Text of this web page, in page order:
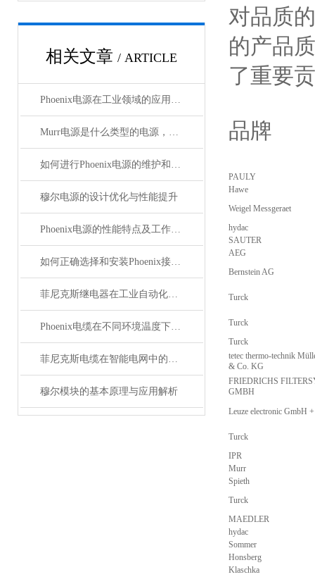
相关文章 / ARTICLE
Phoenix电源在工业领域的应用与优势
Murr电源是什么类型的电源，主要用于哪些领域？
如何进行Phoenix电源的维护和保养？
穆尔电源的设计优化与性能提升
Phoenix电源的性能特点及工作温度分析
如何正确选择和安装Phoenix接插件以确保其性能？
菲尼克斯继电器在工业自动化中的作用
Phoenix电缆在不同环境温度下的性能表现如何？
菲尼克斯电缆在智能电网中的应用
穆尔模块的基本原理与应用解析
对品质
的产品
了重要
品牌
PAULY
Hawe
Weigel Messgeraet
hydac
SAUTER
AEG
Bernstein AG
Turck
Turck
Turck
tetec thermo-technik
& Co. KG
FRIEDRICHS
GMBH
Leuze electronic GmbH
Turck
IPR
Murr
Spieth
Turck
MAEDLER
hydac
Sommer
Honsberg
Klaschka